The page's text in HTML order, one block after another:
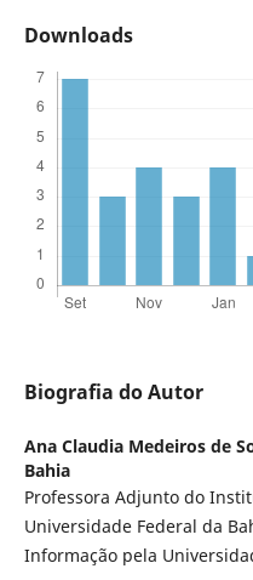
Downloads
Biografia do Autor
Ana Claudia Medeiros de
Bahia
Professora Adjunto do
Universidade Federal da
Informação pela